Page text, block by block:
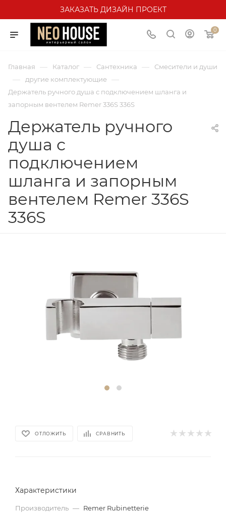
ЗАКАЗАТЬ ДИЗАЙН ПРОЕКТ
0
Главная — Каталог — Сантехника — Смесители и души
— другие комплектующие —
Держатель ручного душа с подключением шланга и
запорным вентелем Remer 336S 336S
Держатель ручного
душа с
подключением
шланга и запорным
вентелем Remer 336S
336S
ОТЛОЖИТЬ СРАВНИТЬ
Характеристики
Производитель — Remer Rubinetterie